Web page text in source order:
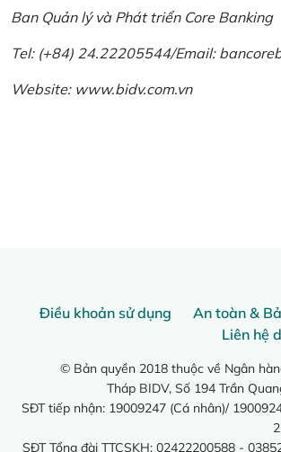
Ban Quản lý và Phát triển Core Banking
Tel: (+84) 24.22205544/Email:
Website: www.bidv.com.vn
Điều khoản sử dụng An toàn &
Liên hệ
© Bản quyền 2018 thuộc về Ngân
Tháp BIDV, Số 194 Trần
SĐT tiếp nhận: 19009247 (Cá nhân)/
SĐT Tổng đài TTCSKH: 02422200588 -